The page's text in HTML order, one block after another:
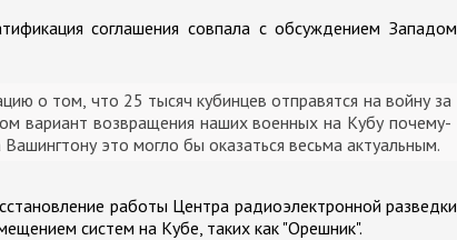
соглашения совпала с обсуждением Западом
о том, что 25 тысяч кубинцев отправятся на войну за
вариант возвращения наших военных на Кубу почему-
это могло бы оказаться весьма актуальным.
работы Центра радиоэлектронной разведки
систем на Кубе, таких как "Орешник".